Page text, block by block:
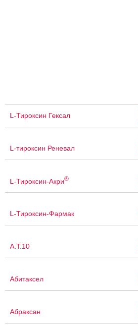
L-Тироксин Гексал
L-тироксин Реневал
L-Тироксин-Акри®
L-Тироксин-Фармак
А.Т.10
Абитаксел
Абраксан